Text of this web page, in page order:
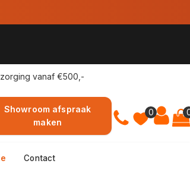
vanaf €500,-
0
Showroom afspraak
maken
Contact